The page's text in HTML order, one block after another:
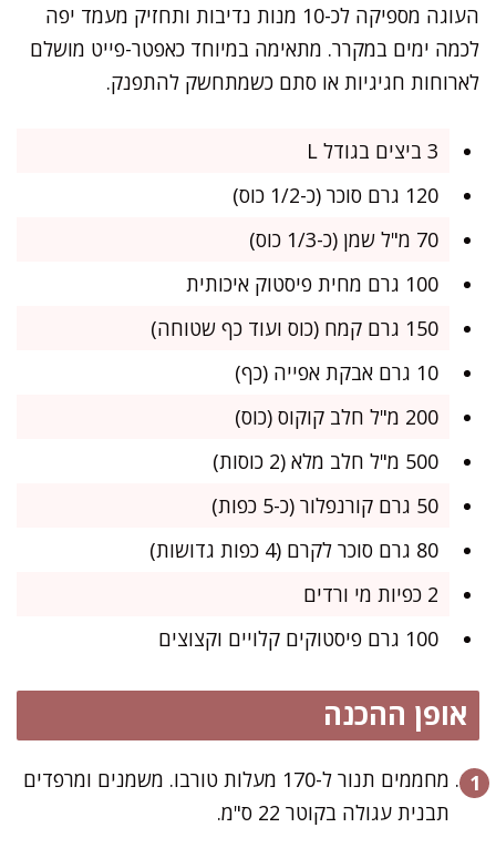
העוגה מספיקה לכ-10 מנות נדיבות ותחזיק מעמד יפה
לכמה ימים במקרר. מתאימה במיוחד כאפטר-פייט מושלם
לארוחות חגיגיות או סתם כשמתחשק להתפנק.
3 ביצים בגודל L
120 גרם סוכר (כ-1/2 כוס)
70 מ"ל שמן (כ-1/3 כוס)
100 גרם מחית פיסטוק איכותית
150 גרם קמח (כוס ועוד כף שטוחה)
10 גרם אבקת אפייה (כף)
200 מ"ל חלב קוקוס (כוס)
500 מ"ל חלב מלא (2 כוסות)
50 גרם קורנפלור (כ-5 כפות)
80 גרם סוכר לקרם (4 כפות גדושות)
2 כפיות מי ורדים
100 גרם פיסטוקים קלויים וקצוצים
אופן ההכנה
מחממים תנור ל-170 מעלות טורבו. משמנים ומרפדים
תבנית עגולה בקוטר 22 ס"מ.